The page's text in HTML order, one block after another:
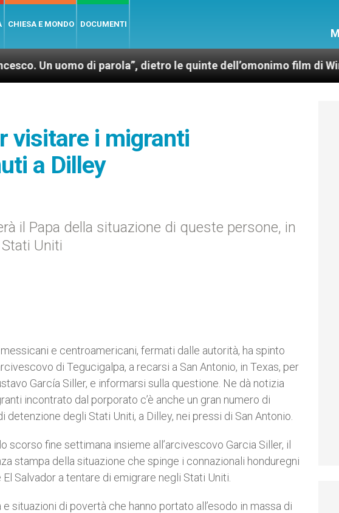
CHIESA E MONDO DOCUMENTI
uomo di parola”, dietro le quinte dell’omonimo film di Wim
visitare i migranti
a Dilley
il Papa della situazione di queste persone, in
Uniti
e centroamericani, fermati dalle autorità, ha spinto
di Tegucigalpa, a recarsi a San Antonio, in Texas, per
García Siller, e informarsi sulla questione. Ne dà notizia
incontrato dal porporato c’è anche un gran numero di
degli Stati Uniti, a Dilley, nei pressi di San Antonio.
fine settimana insieme all’arcivescovo Garcia Siller, il
stampa della situazione che spinge i connazionali honduregni
Salvador a tentare di emigrare negli Stati Uniti.
situazioni di povertà che hanno portato all’esodo in massa di